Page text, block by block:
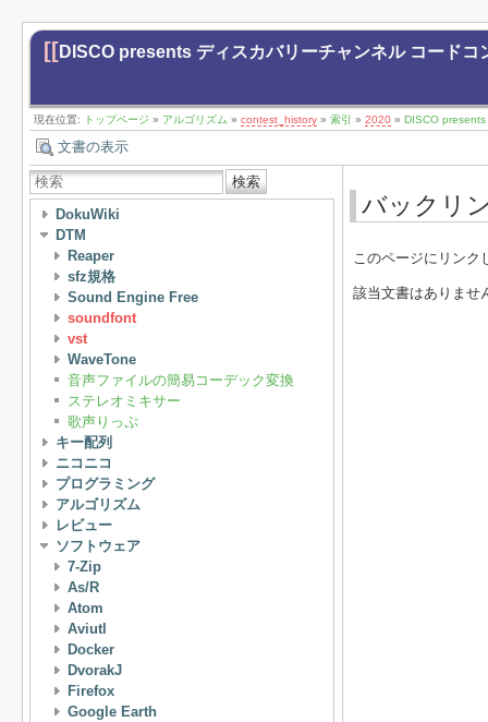
[[DISCO presents ディスカバリーチャンネル コード
現在位置: トップページ » アルゴリズム » contest_history » 索引 » 2020 » DISCO presents
文書の表示
検索
DokuWiki
DTM
Reaper
sfz規格
Sound Engine Free
soundfont
vst
WaveTone
音声ファイルの簡易コーデック変換
ステレオミキサー
歌声りっぷ
キー配列
ニコニコ
プログラミング
アルゴリズム
レビュー
ソフトウェア
7-Zip
As/R
Atom
Aviutl
Docker
DvorakJ
Firefox
Google Earth
バックリ
このページにリンク
該当文書はありませ